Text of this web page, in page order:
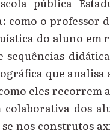
o professor
do aluno em
que analisa
eles recorrem
dos
nos construtos